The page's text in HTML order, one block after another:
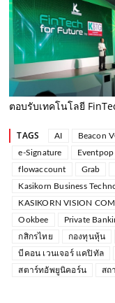
ตอบรับเทคโนโลยี
TAGS AI Beacon
e-Signature
Eventpop
flowaccount
Grab
Kasikorn Business
KASIKORN VISION
Ookbee
Private
กสิกรไทย
กองทุนหุ้น
บีคอน เวนเจอร์ แคปิทัล
สตาร์ทอัพยูนิคอร์น
สถ